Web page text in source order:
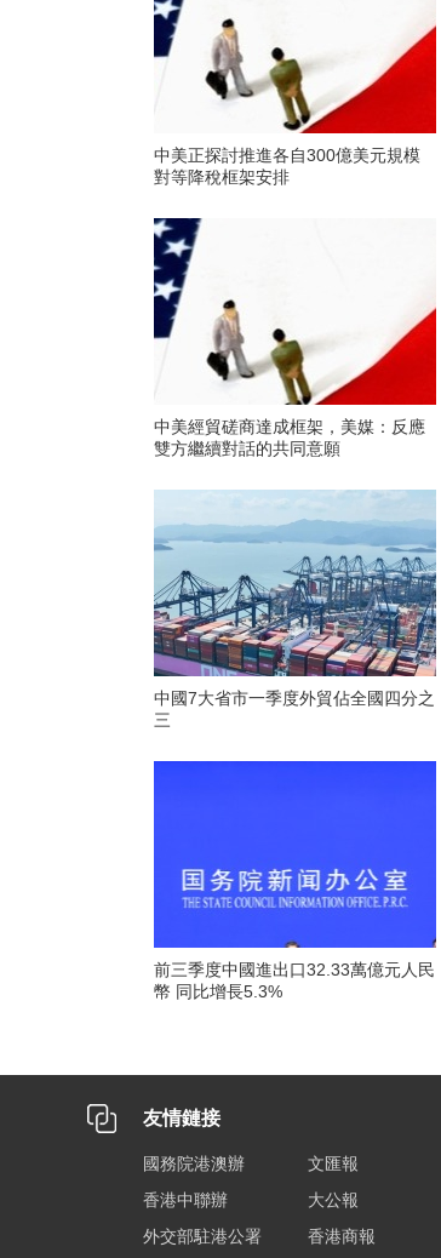
中美正探討推進各自300億美元規模
對等降稅框架安排
中美經貿磋商達成框架，美媒：反應
雙方繼續對話的共同意願
中國7大省市一季度外貿佔全國四分之
三
前三季度中國進出口32.33萬億元人民
幣 同比增長5.3%
友情鏈接
國務院港澳辦
文匯報
香港中聯辦
大公報
外交部駐港公署
香港商報